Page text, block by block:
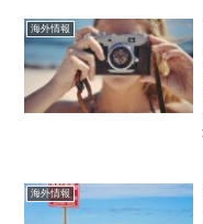
海外情報
海外情報